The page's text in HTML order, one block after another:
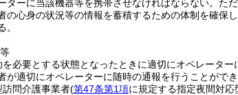
ーに当該機器等を携帯させなければならない。 ただ
心身の状況等の情報を蓄積するための体制を確保
必要とする状態となったときに適切にオペレーター
が適切にオペレーターに随時の通報を行うことがで
問介護事業者(第47条第1項に規定する指定夜間対